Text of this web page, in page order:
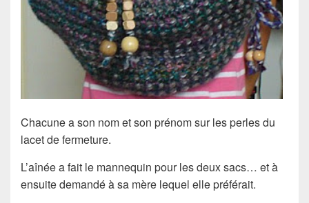
Chacune a son nom et son prénom sur les perles du
lacet de fermeture.
L’aînée a fait le mannequin pour les deux sacs… et à
ensuite demandé à sa mère lequel elle préférait.